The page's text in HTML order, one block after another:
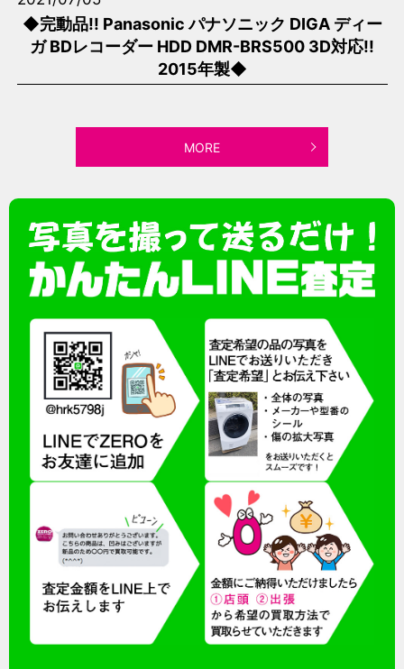
◆完動品!! Panasonic パナソニック DIGA ディー
ガ BDレコーダー HDD DMR-BRS500 3D対応!!
2015年製◆
MORE